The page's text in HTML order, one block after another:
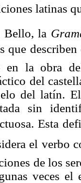
latinas
Bello, la
que describen
en la obra
del
del latín.
sin
Esta
el verbo
de los
veces el